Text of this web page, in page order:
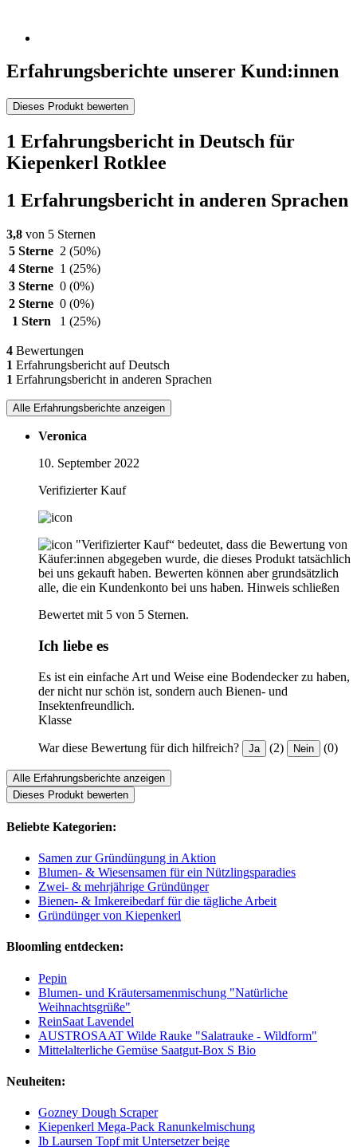
Erfahrungsberichte unserer Kund:innen
Dieses Produkt bewerten
1 Erfahrungsbericht in Deutsch für
Kiepenkerl Rotklee
1 Erfahrungsbericht in anderen Sprachen
3,8 von 5 Sternen
5 Sterne 2 (50%)
4 Sterne 1 (25%)
3 Sterne 0 (0%)
2 Sterne 0 (0%)
1 Stern
1 (25%)
4 Bewertungen
1 Erfahrungsbericht auf Deutsch
1 Erfahrungsbericht in anderen Sprachen
Alle Erfahrungsberichte anzeigen
Veronica
10. September 2022
Verifizierter Kauf
"Verifizierter Kauf“ bedeutet, dass die Bewertung von
Käufer:innen abgegeben wurde, die dieses Produkt tatsächlich
bei uns gekauft haben. Bewerten können aber grundsätzlich
alle, die ein Kundenkonto bei uns haben. Hinweis schließen
Bewertet mit 5 von 5 Sternen.
Ich liebe es
Es ist ein einfache Art und Weise eine Bodendecker zu haben,
der nicht nur schön ist, sondern auch Bienen- und
Insektenfreundlich.
Klasse
War diese Bewertung für dich hilfreich? Ja (2) Nein (0)
Alle Erfahrungsberichte anzeigen
Dieses Produkt bewerten
Beliebte Kategorien:
Samen zur Gründüngung in Aktion
Blumen- & Wiesensamen für ein Nützlingsparadies
Zwei- & mehrjährige Gründünger
Bienen- & Imkereibedarf für die tägliche Arbeit
Gründünger von Kiepenkerl
Bloomling entdecken:
Pepin
Blumen- und Kräutersamenmischung "Natürliche
Weihnachtsgrüße"
ReinSaat Lavendel
AUSTROSAAT Wilde Rauke "Salatrauke - Wildform"
Mittelalterliche Gemüse Saatgut-Box S Bio
Neuheiten:
Gozney Dough Scraper
Kiepenkerl Mega-Pack Ranunkelmischung
Ib Laursen Topf mit Untersetzer beige